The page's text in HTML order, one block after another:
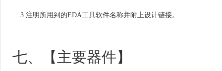
3.注明所用到的EDA工具软件名称并附上设计链接。
七、【主要器件】